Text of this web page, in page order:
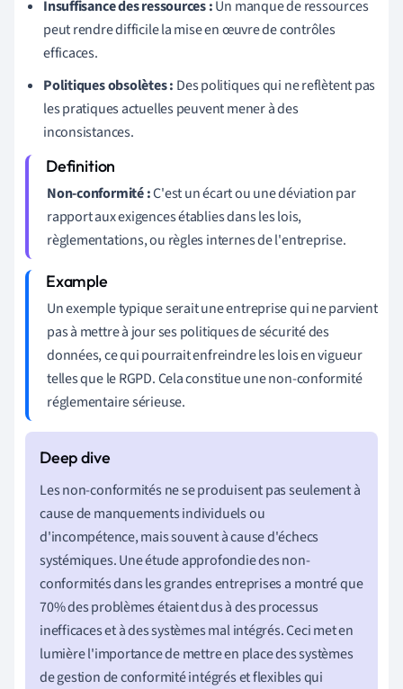
Insuffisance des ressources :Un manque de ressources
peut rendre difficile la mise en œuvre de contrôles
efficaces.
Politiques obsolètes : Des politiques qui ne reflètent pas
les pratiques actuelles peuvent mener à des
inconsistances.
Non-conformité :C'est un écart ou une déviation par
rapport aux exigences établies dans les lois,
règlementations, ou règles internes de l'entreprise.
Un exemple typique serait une entreprise qui ne parvient
pas à mettre à jour ses politiques de sécurité des
données, ce qui pourrait enfreindre les lois en vigueur
telles que le RGPD. Cela constitue une non-conformité
réglementaire sérieuse.
Les non-conformités ne se produisent pas seulement à
cause de manquements individuels ou
d'incompétence, mais souvent à cause d'échecs
systémiques. Une étude approfondie des non-
conformités dans les grandes entreprises a montré que
70% des problèmes étaient dus à des processus
inefficaces et à des systèmes mal intégrés. Ceci met en
lumière l'importance de mettre en place des systèmes
de gestion de conformité intégrés et flexibles qui